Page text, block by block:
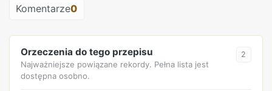
Komentarze0
Orzeczenia do tego przepisu
Najważniejsze powiązane rekordy. Pełna lista jest
dostępna osobno.
2